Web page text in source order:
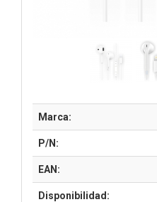
Marca:
P/N:
EAN:
Disponibilidad: